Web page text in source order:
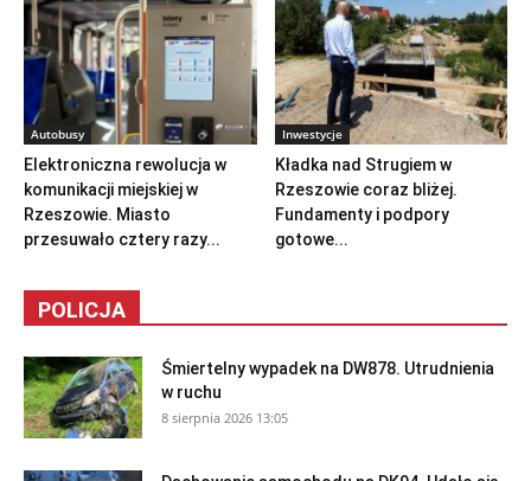
Autobusy
Elektroniczna rewolucja w
komunikacji miejskiej w
Rzeszowie. Miasto
przesuwało cztery razy...
Inwestycje
Kładka nad Strugiem w
Rzeszowie coraz bliżej.
Fundamenty i podpory
gotowe...
POLICJA
Śmiertelny wypadek na DW878. Utrudnienia
w ruchu
8 sierpnia 2026 13:05